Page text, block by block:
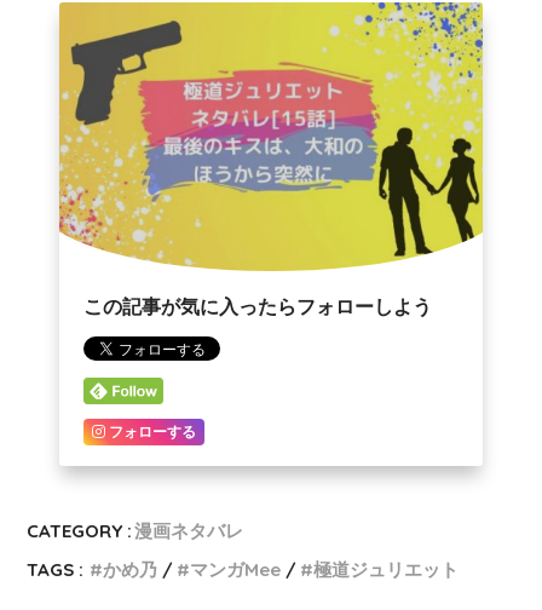
この記事が気に入ったらフォローしよう
フォローする
CATEGORY :漫画ネタバレ
TAGS :
かめ乃 マンガMee 極道ジュリエット